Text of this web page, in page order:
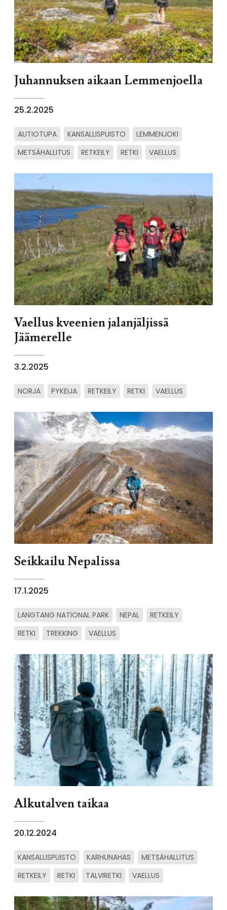
Juhannuksen aikaan Lemmenjoella
25.2.2025
AUTIOTUPA KANSALLISPUISTO
LEMMENJOKI
METSÄHALLITUS
RETKEILY RETKI VAELLUS
Vaellus kveenien jalanjäljissä
Jäämerelle
3.2.2025
NORJA PYKEIJA RETKEILY RETKI VAELLUS
Seikkailu Nepalissa
17.1.2025
LANGTANG NATIONAL PARK NEPAL
RETKEILY
RETKI
TREKKING VAELLUS
Alkutalven taikaa
20.12.2024
KANSALLISPUISTO KARHUNAHAS
METSÄHALLITUS
RETKEILY
RETKI TALVIRETKI VAELLUS